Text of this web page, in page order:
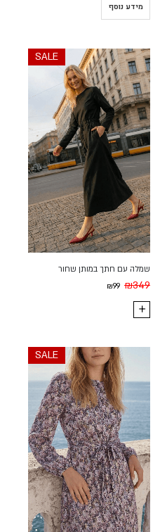
מידע נוסף
SALE
שמלה עם חתך במותן שחור
₪349
₪99
SALE